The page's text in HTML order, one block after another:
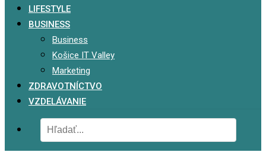
LIFESTYLE
BUSINESS
Business
Košice IT Valley
Marketing
ZDRAVOTNÍCTVO
VZDELÁVANIE